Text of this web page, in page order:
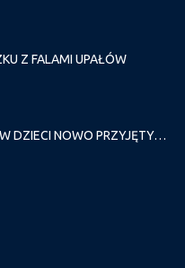
Z FALAMI UPAŁÓW
WAŻNE INFORMACJE DLA RODZICÓW DZIECI NOWO PRZYJĘTYCH GR. I